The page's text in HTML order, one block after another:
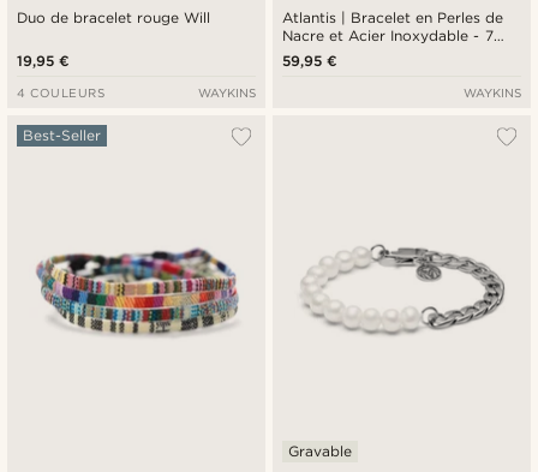
Duo de bracelet rouge Will
19,95 €
4 COULEURS WAYKINS
Atlantis | Bracelet en Perles de
Nacre et Acier Inoxydable - 7
mm
59,95 €
WAYKINS
Best-Seller
Gravable